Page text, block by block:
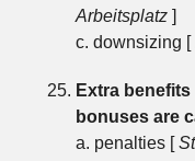
Arbeitsplatz]
c. downsizing [
Extra
bonuses are
a. penalties [